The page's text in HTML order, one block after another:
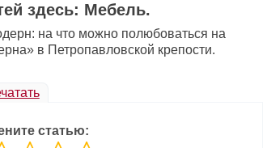
здесь: Мебель.
на что можно полюбоваться на
в Петропавловской крепости.
статью: